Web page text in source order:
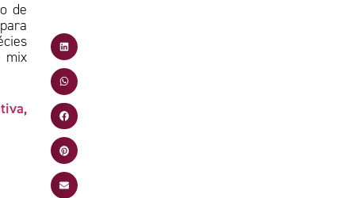
de
mix